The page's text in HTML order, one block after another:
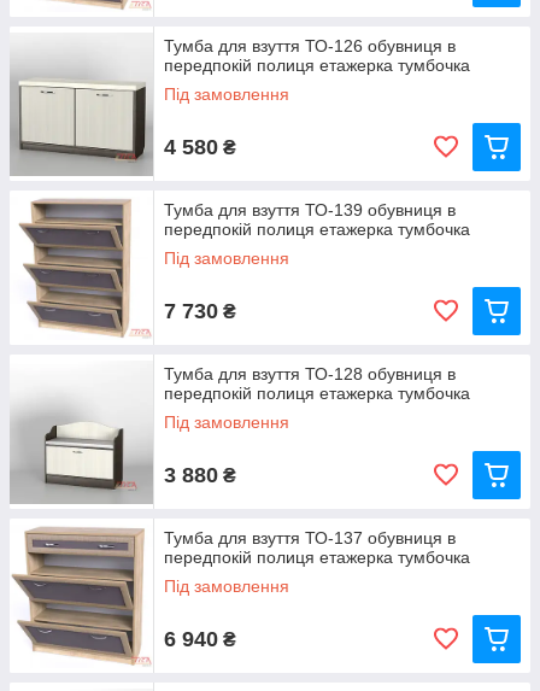
Тумба для взуття ТО-126 обувниця в
передпокій полиця етажерка тумбочка
Під замовлення
4 580 ₴
Тумба для взуття ТО-139 обувниця в
передпокій полиця етажерка тумбочка
Під замовлення
7 730 ₴
Тумба для взуття ТО-128 обувниця в
передпокій полиця етажерка тумбочка
Під замовлення
3 880 ₴
Тумба для взуття ТО-137 обувниця в
передпокій полиця етажерка тумбочка
Під замовлення
6 940 ₴